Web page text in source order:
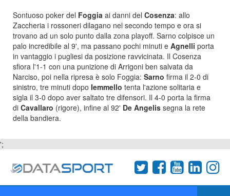
Sontuoso poker del Foggia ai danni del Cosenza: allo
Zaccheria i rossoneri dilagano nel secondo tempo e ora si
trovano ad un solo punto dalla zona playoff. Sarno colpisce un
palo incredibile al 9', ma passano pochi minuti e Agnelli porta
in vantaggio i pugliesi da posizione ravvicinata. Il Cosenza
sfiora l'1-1 con una punizione di Arrigoni ben salvata da
Narciso, poi nella ripresa è solo Foggia: Sarno firma il 2-0 di
sinistro, tre minuti dopo Iemmello tenta l'azione solitaria e
sigla il 3-0 dopo aver saltato tre difensori. Il 4-0 porta la firma
di Cavallaro (rigore), infine al 92' De Angelis segna la rete
della bandiera.
';